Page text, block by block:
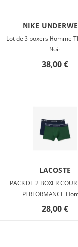
NIKE
Lot de 3 boxers Homme
Noir
38,00 €
LACOSTE
PACK DE 2 BOXER
PERFORMANCE
28,00 €